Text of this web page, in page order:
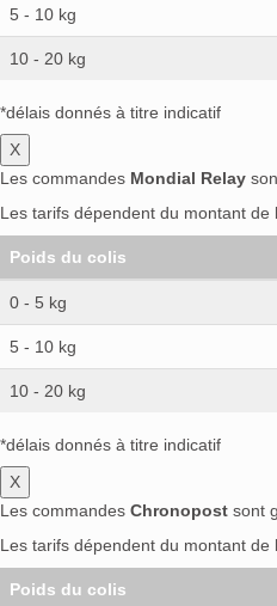
5 - 10 kg
10 - 20 kg
*délais donnés à titre indicatif
X
Les commandes Mondial Relay
Les tarifs dépendent du montant
Poids du colis
0 - 5 kg
5 - 10 kg
10 - 20 kg
*délais donnés à titre indicatif
X
Les commandes Chronopost sont
Les tarifs dépendent du montant
Poids du colis